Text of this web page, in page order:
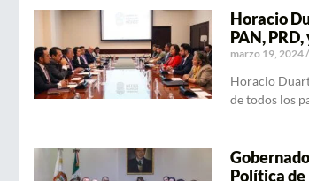
Horacio
PAN,
marzo 19, 2024
Horacio
de todos los
Política de